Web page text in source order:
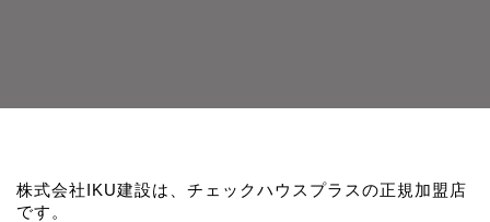
株式会社IKU建設は、チェックハウスプラスの正規加盟店
です。